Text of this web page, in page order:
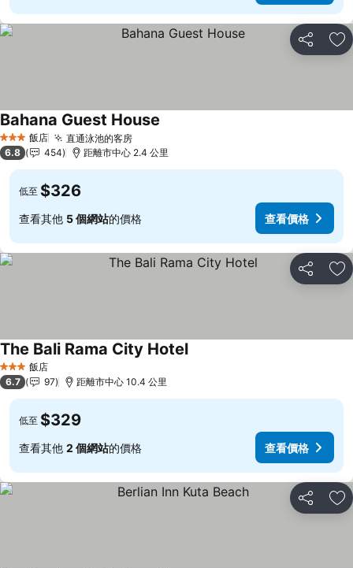
分享 加
3 星級 飯店 直通泳池的客房查看價格
Bahana Guest House
6.8 454 距離市中心 2.4 公里
低至 $326
查看其他 5 個網站的價格 查看價格
分享 加
3 星級 飯店
The Bali Rama City Hotel查看價格
6.7 97 距離市中心 10.4 公里
低至 $329
查看其他 2 個網站的價格 查看價格
分享 加